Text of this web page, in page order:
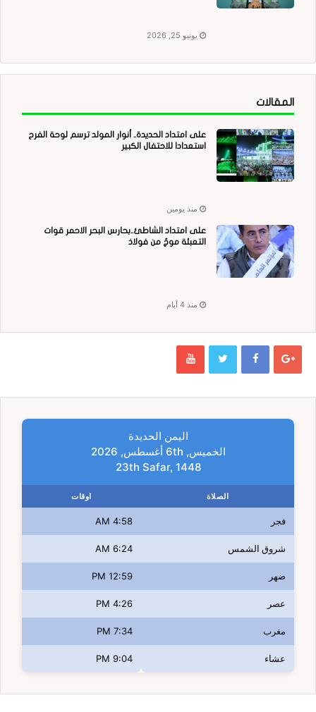
يونيو 25, 2026
المقالات
على امتداد الحديدة.. أنوار المولد ترسم لوحة الفرح
استعدادا للاحتفال الكبير
منذ يومين
على امتداد الشاطئ..بحارس البحر الاحمر قوات
التعبئة موجٌ من فولاذ
منذ 4 أيام
اليمن الحديدة
الخميس, 6th أغسطس, 2026
23th Safar, 1448
الصلاة اوقات
فجر 4:58 AM
شروق الشمس 6:24 AM
ضهر 12:59 PM
عصر 4:26 PM
مغرب 7:34 PM
عشاء 9:04 PM